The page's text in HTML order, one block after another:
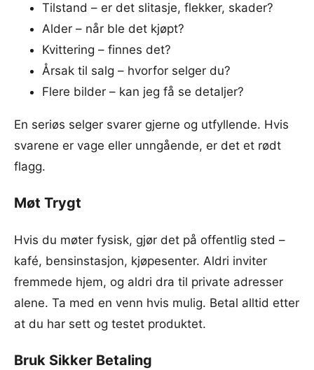
Tilstand – er det slitasje, flekker, skader?
Alder – når ble det kjøpt?
Kvittering – finnes det?
Årsak til salg – hvorfor selger du?
Flere bilder – kan jeg få se detaljer?
En seriøs selger svarer gjerne og utfyllende. Hvis
svarene er vage eller unngående, er det et rødt
flagg.
Møt Trygt
Hvis du møter fysisk, gjør det på offentlig sted –
kafé, bensinstasjon, kjøpesenter. Aldri inviter
fremmede hjem, og aldri dra til private adresser
alene. Ta med en venn hvis mulig. Betal alltid etter
at du har sett og testet produktet.
Bruk Sikker Betaling